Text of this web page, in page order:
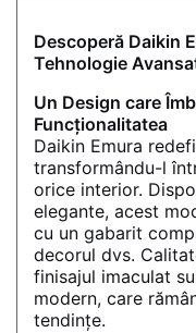
Descoperă Daikin
Tehnologie
Un Design care
Funcționalitatea
Daikin Emura
transformându-l
orice interior.
elegante, acest
cu un gabarit
decorul dvs.
finisajul imaculat
modern, care
tendințe.